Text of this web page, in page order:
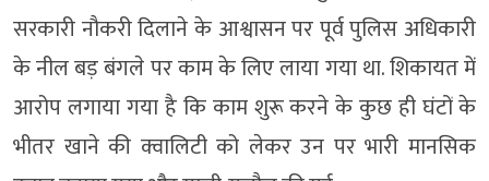
सरकारी नौकरी दिलाने के आश्वासन पर पूर्व पुलिस अधिकारी
के नील बड़ बंगले पर काम के लिए लाया गया था. शिकायत में
आरोप लगाया गया है कि काम शुरू करने के कुछ ही घंटों के
भीतर खाने की क्वालिटी को लेकर उन पर भारी मानसिक